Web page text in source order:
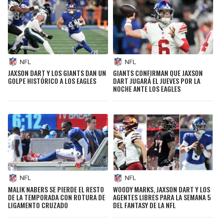
NFL
JAXSON DART Y LOS GIANTS DAN UN
GOLPE HISTÓRICO A LOS EAGLES
NFL
GIANTS CONFIRMAN QUE JAXSON
DART JUGARÁ EL JUEVES POR LA
NOCHE ANTE LOS EAGLES
NFL
MALIK NABERS SE PIERDE EL RESTO
DE LA TEMPORADA CON ROTURA DE
LIGAMENTO CRUZADO
NFL
WOODY MARKS, JAXSON DART Y LOS
AGENTES LIBRES PARA LA SEMANA 5
DEL FANTASY DE LA NFL